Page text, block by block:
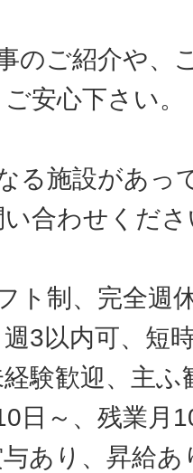
のご紹介や、
安心下さい。
る施設があっ
合わせくださ
ト制、完全週
3以内可、短
験歓迎、主
日～、残業月
あり、昇給